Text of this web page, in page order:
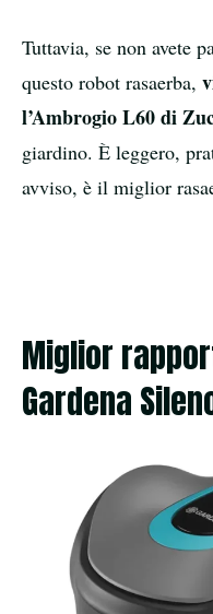
Tuttavia, se non avete
questo robot rasaerba,
l’Ambrogio L60 di
giardino. È leggero,
avviso, è il miglior
Miglior
Gardena